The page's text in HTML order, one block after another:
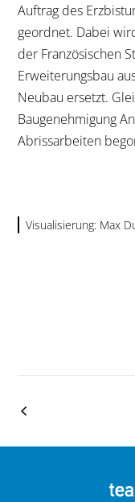
Auftrag des
geordnet. Dabei
der Französischen
Erweiterungsbau
Neubau ersetzt.
Baugenehmigung
Abrissarbeiten
Visualisierung: Max